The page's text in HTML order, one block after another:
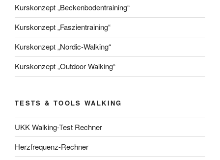
Kurskonzept „Beckenbodentraining“
Kurskonzept „Faszientraining“
Kurskonzept „Nordic-Walking“
Kurskonzept „Outdoor Walking“
TESTS & TOOLS WALKING
UKK Walking-Test Rechner
Herzfrequenz-Rechner